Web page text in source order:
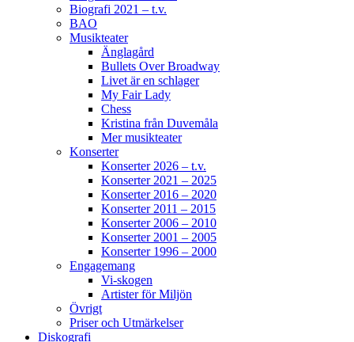
Biografi 2021 – t.v.
BAO
Musikteater
Änglagård
Bullets Over Broadway
Livet är en schlager
My Fair Lady
Chess
Kristina från Duvemåla
Mer musikteater
Konserter
Konserter 2026 – t.v.
Konserter 2021 – 2025
Konserter 2016 – 2020
Konserter 2011 – 2015
Konserter 2006 – 2010
Konserter 2001 – 2005
Konserter 1996 – 2000
Engagemang
Vi-skogen
Artister för Miljön
Övrigt
Priser och Utmärkelser
Diskografi